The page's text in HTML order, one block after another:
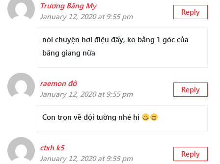
Trương Băng My
January 12, 2020 at 9:55 pm
Reply
nói chuyện hơi điệu đấy, ko bằng 1 góc của
băng giang nữa
raemon đô
January 12, 2020 at 9:55 pm
Reply
Con trọn về đội tường nhé hi
ctxh k5
January 12, 2020 at 9:55 pm
Reply